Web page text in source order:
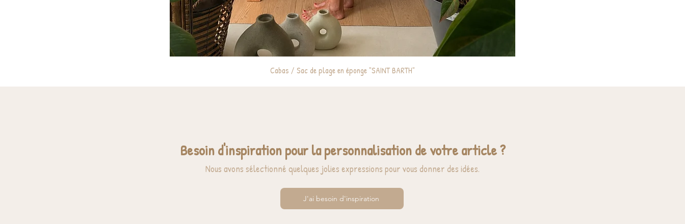
Cabas / Sac de plage en éponge "SAINT BARTH"
Besoin d'inspiration pour la personnalisation de votre article ?
Nous avons sélectionné quelques jolies expressions pour vous donner des idées.
J'ai besoin d'inspiration